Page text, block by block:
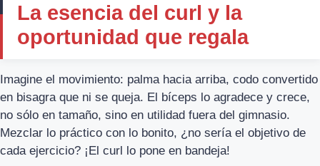
La esencia del curl y la
oportunidad que regala
Imagine el movimiento: palma hacia arriba, codo convertido
en bisagra que ni se queja. El bíceps lo agradece y crece,
no sólo en tamaño, sino en utilidad fuera del gimnasio.
Mezclar lo práctico con lo bonito, ¿no sería el objetivo de
cada ejercicio? ¡El curl lo pone en bandeja!